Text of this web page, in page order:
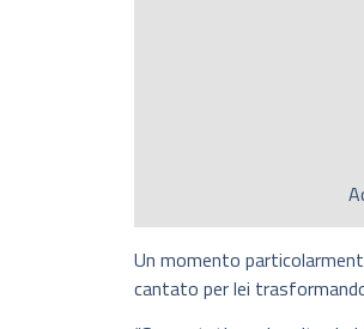
Un momento
cantato per lei